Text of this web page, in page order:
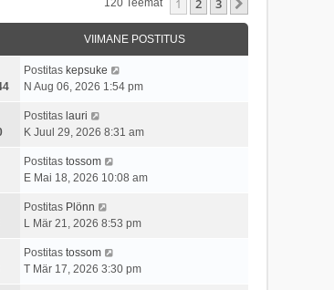
120 Teemat 1 2 3
VIIMANE POSTITUS
Postitas kepsuke
N Aug 06, 2026 1:54 pm
Postitas lauri
K Juul 29, 2026 8:31 am
Postitas tossom
E Mai 18, 2026 10:08 am
Postitas Plönn
L Mär 21, 2026 8:53 pm
Postitas tossom
T Mär 17, 2026 3:30 pm